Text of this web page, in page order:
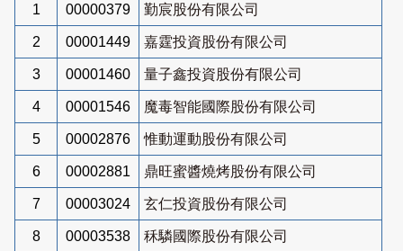
1 00000379 勤宸股份有限公司
2 00001449 嘉霆投資股份有限公司
3 00001460 量子鑫投資股份有限公司
4 00001546 魔毒智能國際股份有限公司
5 00002876 惟動運動股份有限公司
6 00002881 鼎旺蜜醬燒烤股份有限公司
7 00003024 玄仁投資股份有限公司
8 00003538 秝驎國際股份有限公司